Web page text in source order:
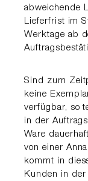
abweichende
Lieferfrist im
Werktage ab
Sind zum
keine
verfügbar, so
in der
Ware
von einer
kommt in
Kunden in der